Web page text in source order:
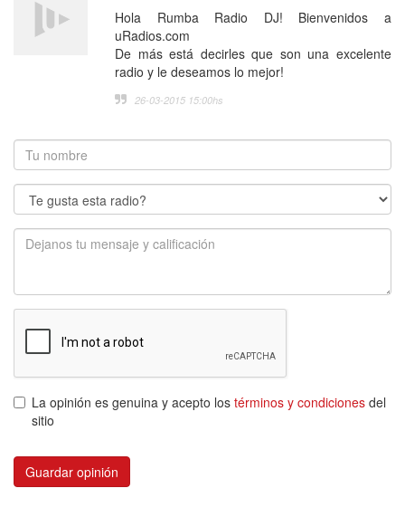
Hola Rumba Radio DJ! Bienvenidos a
uRadios.com
De más está decirles que son una excelente
radio y le deseamos lo mejor!
26-03-2015 15:00hs
La opinión es genuina y acepto los términos y condiciones del
sitio
Guardar opinión